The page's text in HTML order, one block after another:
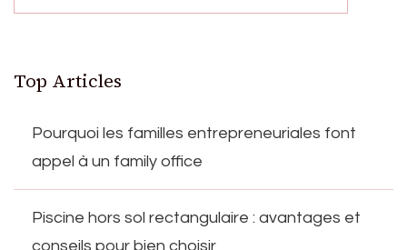
Top Articles
Pourquoi les familles entrepreneuriales font
appel à un family office
Piscine hors sol rectangulaire : avantages et
conseils pour bien choisir